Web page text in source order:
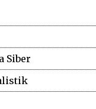
Siber